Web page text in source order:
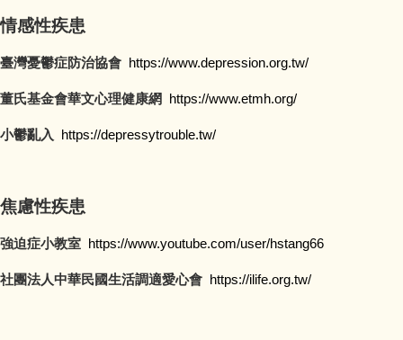
情感性疾患
臺灣憂鬱症防治協會 https://www.depression.org.tw/
董氏基金會華文心理健康網 https://www.etmh.org/
小鬱亂入 https://depressytrouble.tw/
焦慮性疾患
強迫症小教室 https://www.youtube.com/user/hstang66
社團法人中華民國生活調適愛心會 https://ilife.org.tw/